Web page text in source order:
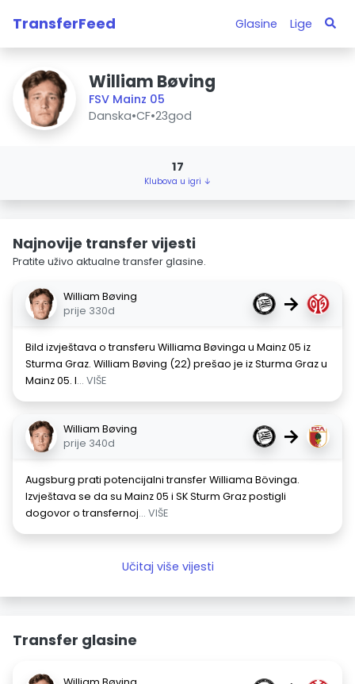
TransferFeed Glasine Lige
William Bøving
FSV Mainz 05
Danska•CF•23god
17
Klubova u igri ↓
Najnovije transfer vijesti
Pratite uživo aktualne transfer glasine.
William Bøving
prije 330d
→
Bild izvještava o transferu Williama Bøvinga u Mainz 05 iz
Sturma Graz. William Bøving (22) prešao je iz Sturma Graz u
Mainz 05. I... VIŠE
William Bøving
prije 340d
→
Augsburg prati potencijalni transfer Williama Bövinga.
Izvještava se da su Mainz 05 i SK Sturm Graz postigli
dogovor o transfernoj... VIŠE
Učitaj više vijesti
Transfer glasine